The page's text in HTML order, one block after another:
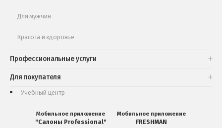
Для мужчин
Красота и здоровье
Профессиональные услуги
Для покупателя
Учебный центр
Мобильное приложение
"Салоны Professional"
Мобильное приложение
FRESHMAN